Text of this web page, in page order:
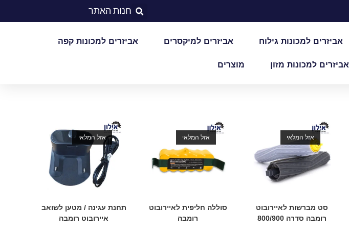
חנות האתר
אביזרים למכונות גילוח אביזרים למיקסרים אביזרים למכונות קפה
אביזרים למכונות מזון מוצרים
אזל המלאי
סט מברשות לאיירובוט
רומבה סדרה 800/900
אזל המלאי
סוללה חליפית לאיירובוט
רומבה
אזל המלאי
תחנת עגינה / מטען לשואב
איירובוט רומבה